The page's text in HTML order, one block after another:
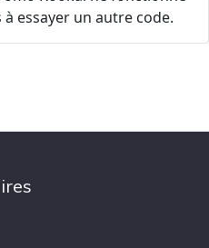
essayer un autre code.